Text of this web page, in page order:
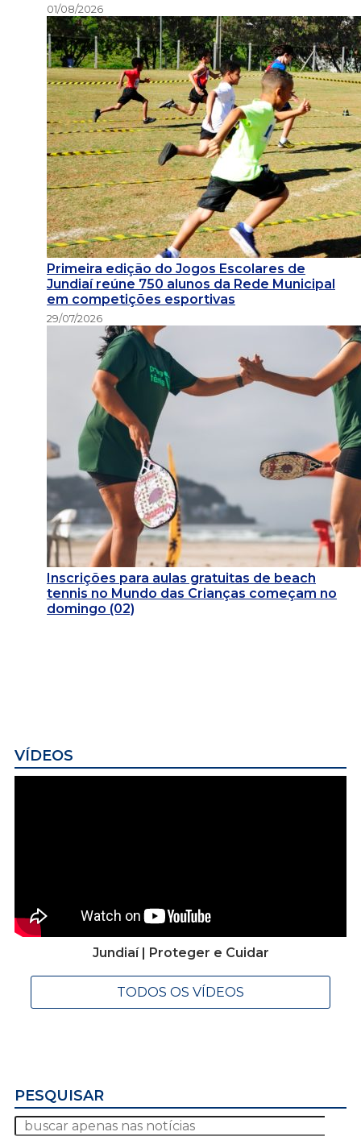
01/08/2026
Primeira edição do Jogos Escolares de
Jundiaí reúne 750 alunos da Rede Municipal
em competições esportivas
29/07/2026
Inscrições para aulas gratuitas de beach
tennis no Mundo das Crianças começam no
domingo (02)
VÍDEOS
Jundiaí | Proteger e Cuidar
TODOS OS VÍDEOS
PESQUISAR